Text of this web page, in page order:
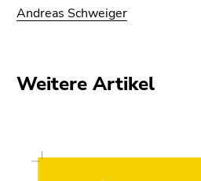
Andreas Schweiger
Weitere Artikel